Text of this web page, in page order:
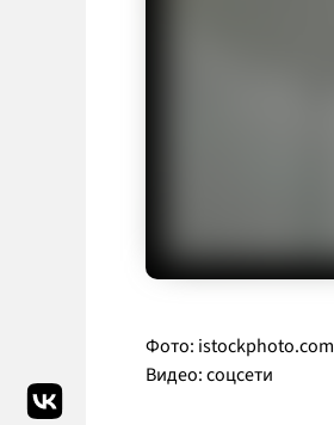
Фото: istockphoto.com
Видео: соцсети